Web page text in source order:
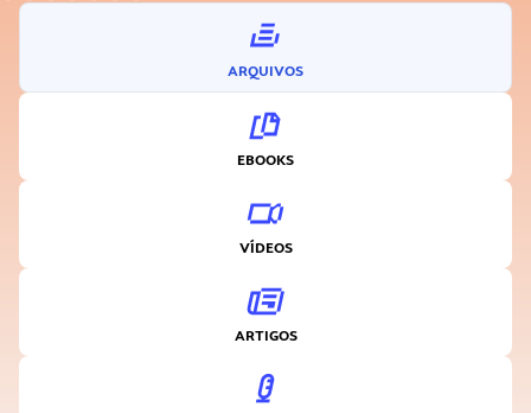
ARQUIVOS
EBOOKS
VÍDEOS
ARTIGOS